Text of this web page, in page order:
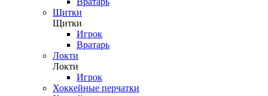
Щитки
Щитки
Игрок
Вратарь
Локти
Локти
Игрок
Хоккейные перчатки